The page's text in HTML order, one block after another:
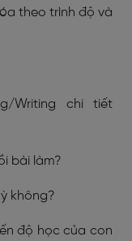
theo trình độ và
Writing chi tiết
bài làm?
không?
độ học của con